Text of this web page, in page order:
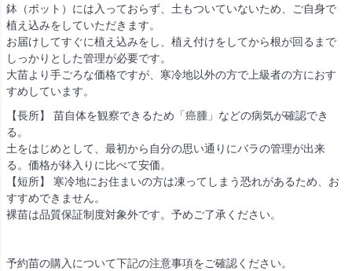
鉢（ポット）には入っておらず、土もついていないため、ご自身で
植え込みをしていただきます。
お届けしてすぐに植え込みをし、植え付けをしてから根が回るまで
しっかりとした管理が必要です。
大苗より手ごろな価格ですが、寒冷地以外の方で上級者の方におす
すめしています。
【長所】 苗自体を観察できるため「癌腫」などの病気が確認でき
る。
土をはじめとして、最初から自分の思い通りにバラの管理が出来
る。価格が鉢入りに比べて安価。
【短所】 寒冷地にお住まいの方は凍ってしまう恐れがあるため、お
すすめできません。
裸苗は品質保証制度対象外です。予めご了承ください。
予約苗の購入について下記の注意事項をご確認ください。